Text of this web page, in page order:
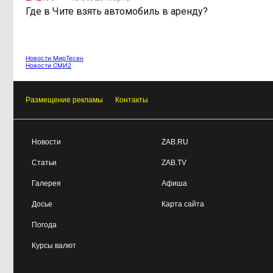
года тюрьмы: что ждет в августе
Где в Чите взять автомобиль в аренду?
Новости МирТесен
Новости СМИ2
Размещение рекламы Контакты
Новости
Статьи
Галерея
Досье
Погода
Курсы валют
ZAB.RU
ZAB.TV
Афиша
Карта сайта